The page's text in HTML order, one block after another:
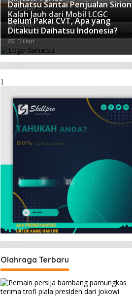
974 Dilihat
Daihatsu Santai Penjualan Sirion
Kalah Jauh dari Mobil LCGC
889 Dilihat
Belum Pakai CVT, Apa yang
Ditakuti Daihatsu Indonesia?
832 Dilihat
]
Olahraga Terbaru